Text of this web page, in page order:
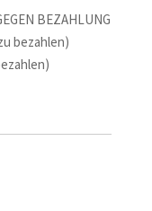
BEZAHLUNG
bezahlen)